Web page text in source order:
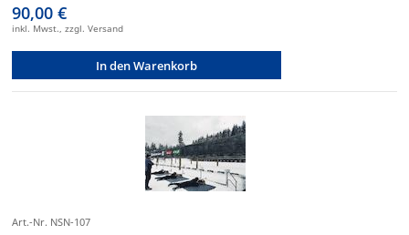
90,00 €
inkl. Mwst., zzgl. Versand
In den Warenkorb
Art.-Nr. NSN-107